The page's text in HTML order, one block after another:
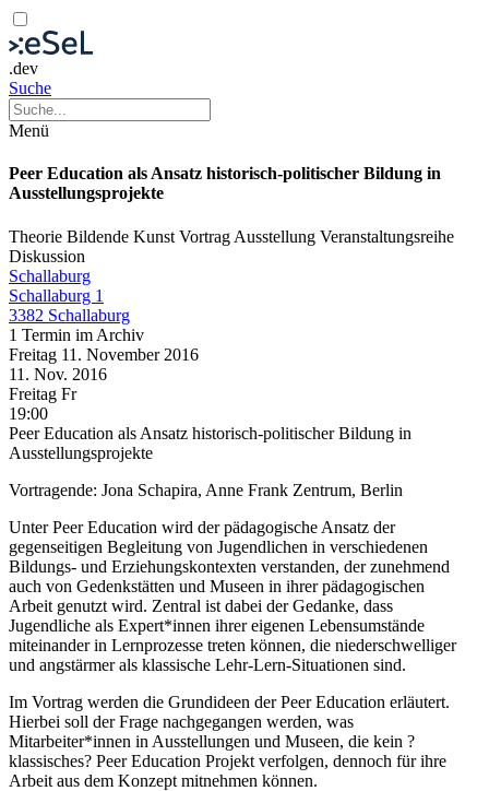
.dev
Suche
Menü
Peer Education als Ansatz historisch-politischer Bildung in
Ausstellungsprojekte
Theorie Bildende Kunst Vortrag Ausstellung Veranstaltungsreihe
Diskussion
Schallaburg
Schallaburg 1
3382 Schallaburg
1 Termin im Archiv
Freitag 11. November 2016
11. Nov. 2016
Freitag Fr
19:00
Peer Education als Ansatz historisch-politischer Bildung in
Ausstellungsprojekte
Vortragende: Jona Schapira, Anne Frank Zentrum, Berlin
Unter Peer Education wird der pädagogische Ansatz der
gegenseitigen Begleitung von Jugendlichen in verschiedenen
Bildungs- und Erziehungskontexten verstanden, der zunehmend
auch von Gedenkstätten und Museen in ihrer pädagogischen
Arbeit genutzt wird. Zentral ist dabei der Gedanke, dass
Jugendliche als Expert*innen ihrer eigenen Lebensumstände
miteinander in Lernprozesse treten können, die niederschwelliger
und angstärmer als klassische Lehr-Lern-Situationen sind.
Im Vortrag werden die Grundideen der Peer Education erläutert.
Hierbei soll der Frage nachgegangen werden, was
Mitarbeiter*innen in Ausstellungen und Museen, die kein ?
klassisches? Peer Education Projekt verfolgen, dennoch für ihre
Arbeit aus dem Konzept mitnehmen können.